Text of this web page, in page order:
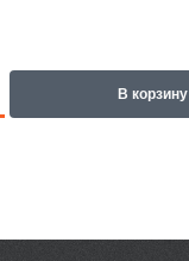
В корзину